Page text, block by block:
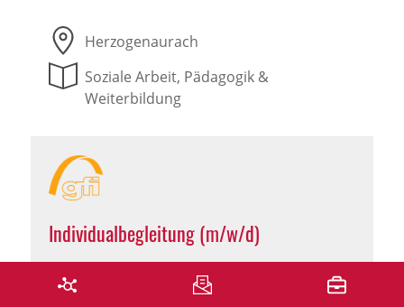
Herzogenaurach
Soziale Arbeit, Pädagogik &
Weiterbildung
Individualbegleitung (m/w/d)